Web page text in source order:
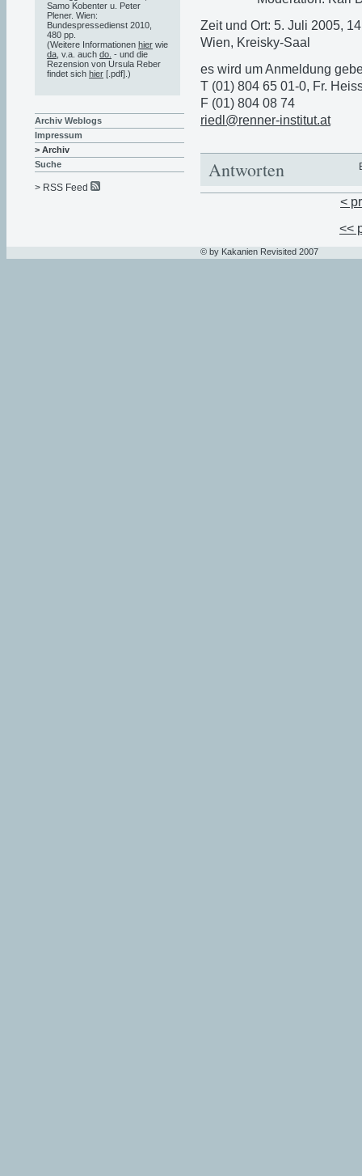
Zeit und Ort: 5. Juli 2005,
Wien, Kreisky-Saal
es wird um Anmeldung
T (01) 804 65 01-0, Fr.
F (01) 804 08 74
riedl@renner-institut.at
Antworten
<
<<
Samo Kobenter u. Peter
Plener. Wien:
Bundespressedienst 2010,
480 pp.
(Weitere Informationen hier wie
da , v.a. auch do. - und die
Rezension von Ursula Reber
findet sich hier [.pdf].)
Archiv Weblogs
Impressum
> Archiv
Suche
> RSS Feed
© by Kakanien Revisited 2007